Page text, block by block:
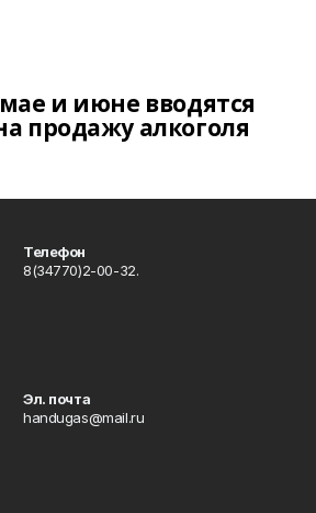
и июне вводятся
продажу алкоголя
Телефон
8(34770)2-00-32.
Эл. почта
handugas@mail.ru